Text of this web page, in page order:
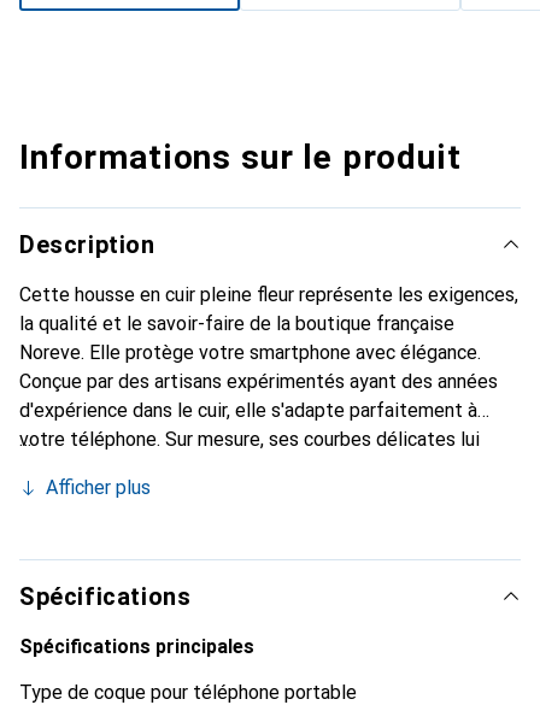
Informations sur le produit
Description
Cette housse en cuir pleine fleur représente les exigences,
la qualité et le savoir-faire de la boutique française
Noreve. Elle protège votre smartphone avec élégance.
Conçue par des artisans expérimentés ayant des années
d'expérience dans le cuir, elle s'adapte parfaitement à
votre téléphone. Sur mesure, ses courbes délicates lui
accessoire chic et indispensable pour votre smartphone.
haute qualité, la marque Noreve est un choix fiable pour
une clientèle exigeante.
Afficher plus
Spécifications
Spécifications principales
Type de coque pour téléphone portable